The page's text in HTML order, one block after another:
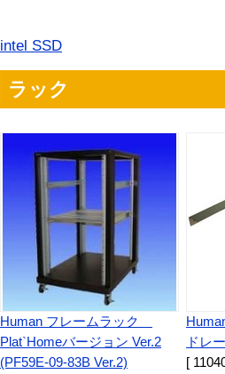
intel SSD
ラック
Human フレームラック
Plat`Homeバージョン Ver.2
(PF59E-09-83B Ver.2)
ドレ
[